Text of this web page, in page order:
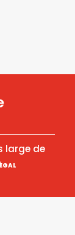
large de